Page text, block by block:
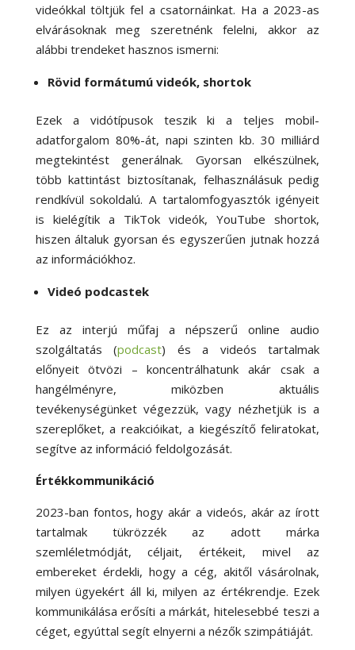
videókkal töltjük fel a csatornáinkat. Ha a 2023-as
elvárásoknak meg szeretnénk felelni, akkor az
alábbi trendeket hasznos ismerni:
Rövid formátumú videók, shortok
Ezek a vidótípusok teszik ki a teljes mobil-
adatforgalom 80%-át, napi szinten kb. 30 milliárd
megtekintést generálnak. Gyorsan elkészülnek,
több kattintást biztosítanak, felhasználásuk pedig
rendkívül sokoldalú. A tartalomfogyasztók igényeit
is kielégítik a TikTok videók, YouTube shortok,
hiszen általuk gyorsan és egyszerűen jutnak hozzá
az információkhoz.
Videó podcastek
Ez az interjú műfaj a népszerű online audio
szolgáltatás (podcast) és a videós tartalmak
előnyeit ötvözi – koncentrálhatunk akár csak a
hangélményre, miközben aktuális
tevékenységünket végezzük, vagy nézhetjük is a
szereplőket, a reakcióikat, a kiegészítő feliratokat,
segítve az információ feldolgozását.
Értékkommunikáció
2023-ban fontos, hogy akár a videós, akár az írott
tartalmak tükrözzék az adott márka
szemléletmódját, céljait, értékeit, mivel az
embereket érdekli, hogy a cég, akitől vásárolnak,
milyen ügyekért áll ki, milyen az értékrendje. Ezek
kommunikálása erősíti a márkát, hitelesebbé teszi a
céget, egyúttal segít elnyerni a nézők szimpátiáját.